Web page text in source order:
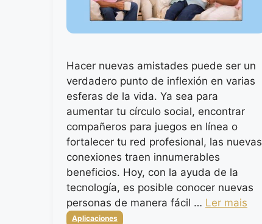
Hacer nuevas amistades puede ser un
verdadero punto de inflexión en varias
esferas de la vida. Ya sea para
aumentar tu círculo social, encontrar
compañeros para juegos en línea o
fortalecer tu red profesional, las nuevas
conexiones traen innumerables
beneficios. Hoy, con la ayuda de la
tecnología, es posible conocer nuevas
personas de manera fácil … Ler mais
Categorias
Aplicaciones